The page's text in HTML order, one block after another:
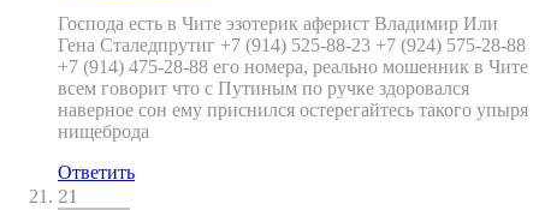
Господа есть в Чите эзотерик аферист Владимир Или
Гена Сталедпрутиг +7 (914) 525-88-23 +7 (924) 575-28-88
+7 (914) 475-28-88 его номера, реально мошенник в Чите
всем говорит что с Путиным по ручке здоровался
наверное сон ему приснился остерегайтесь такого упыря
нищеброда
Ответить
21